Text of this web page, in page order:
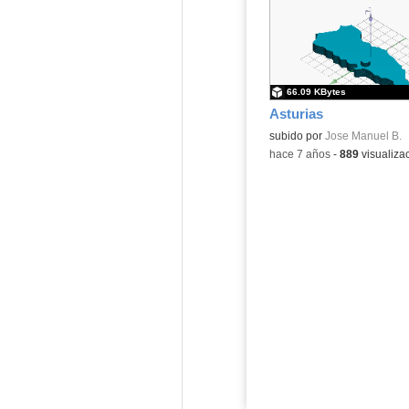
Asturias
subido por Jose Manuel B.
66.09 KBytes
-hace 7 años- 889